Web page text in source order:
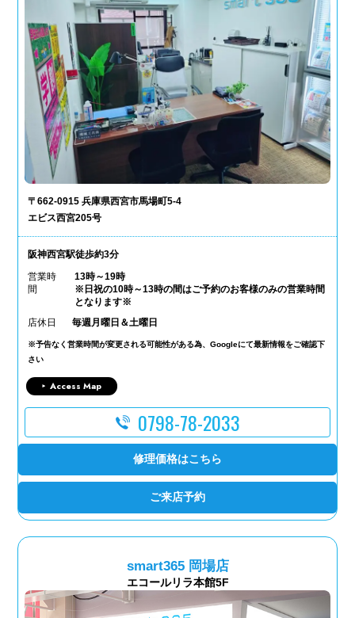
〒662-0915 兵庫県西宮市馬場町5-4
エビス西宮205号
阪神西宮駅徒歩約3分
営業時
間
13時～19時
※日祝の10時～13時の間はご予約のお客様のみの営業時間
となります※
店休日
毎週月曜日＆土曜日
※予告なく営業時間が変更される可能性がある為、Googleにて最新情報をご確認下
さい
Access Map
0798-78-2033
修理価格はこちら
ご来店予約
smart365 岡場店
エコールリラ本館5F